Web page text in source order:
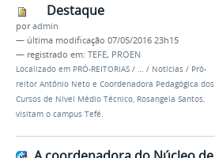
Destaque
poradmin
— última modificação 07/05/2016 23h15
— registrado em: TEFE, PROEN
Localizado em PRÓ-REITORIAS / / Notícias / Pró-
reitor Antônio Neto e Coordenadora Pedagógica dos
Cursos de Nível Médio Técnico, Rosangela Santos,
visitam o campus Tefé.